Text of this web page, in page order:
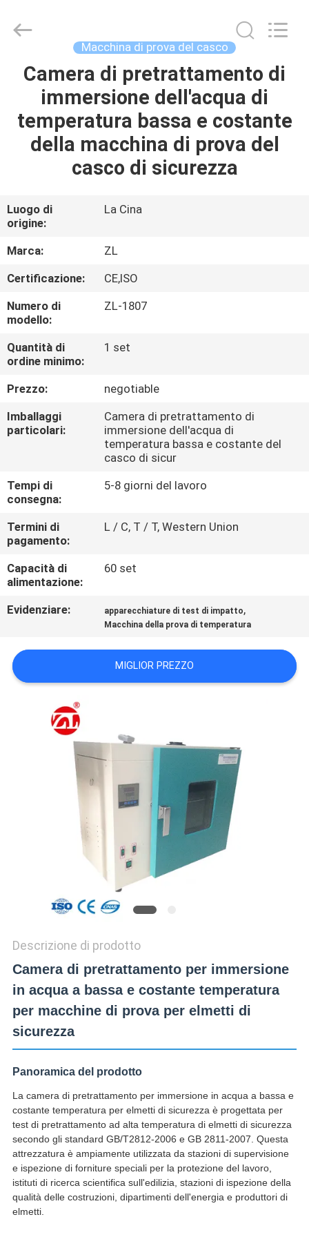
CASA
PRODOTTI
CIRCA
NOI
GIRO
DELLA
FABBRICA
CONTROLLO
DI
QUALITÀ
CONTATTICI
NOTIZIE
RICHIEDA
UNA
CITAZIONE
SHOW
SITEMAP
PRIVACY
Instrument
Technology
Reserved.
Macchina di prova del casco
Camera di pretrattamento di
immersione dell'acqua di
temperatura bassa e costante
della macchina di prova del
casco di sicurezza
Luogo di
origine:
La Cina
Marca:
ZL
Certificazione:
CE,ISO
Numero di
modello:
ZL-1807
Quantità di
ordine minimo:
1 set
Prezzo:
negotiable
Imballaggi
particolari:
Camera di pretrattamento di
immersione dell'acqua di
temperatura bassa e costante del
casco di sicur
Tempi di
consegna:
5-8 giorni del lavoro
Termini di
pagamento:
L / C, T / T, Western Union
Capacità di
alimentazione:
60 set
Evidenziare: apparecchiature di test di impatto,
Macchina della prova di temperatura
MIGLIOR PREZZO
Descrizione di prodotto
Camera di pretrattamento per immersione
in acqua a bassa e costante temperatura
per macchine di prova per elmetti di
sicurezza
Panoramica del prodotto
La camera di pretrattamento per immersione in acqua a bassa e
costante temperatura per elmetti di sicurezza è progettata per
test di pretrattamento ad alta temperatura di elmetti di sicurezza
secondo gli standard GB/T2812-2006 e GB 2811-2007. Questa
attrezzatura è ampiamente utilizzata da stazioni di supervisione
e ispezione di forniture speciali per la protezione del lavoro,
istituti di ricerca scientifica sull'edilizia, stazioni di ispezione della
qualità delle costruzioni, dipartimenti dell'energia e produttori di
elmetti.